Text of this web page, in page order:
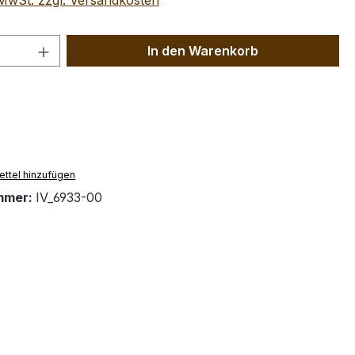
Anzahl: Gib den gewünschten Wert
In den Warenkorb
hinzufügen
IV_6933-00